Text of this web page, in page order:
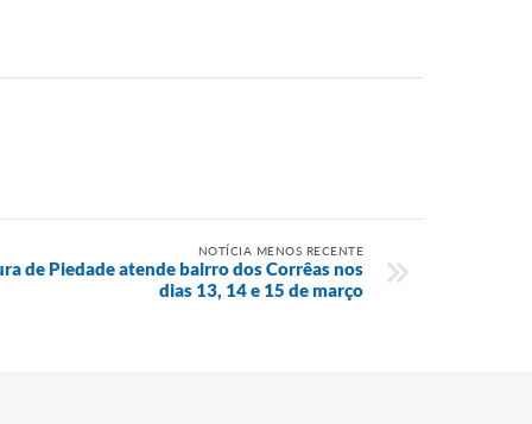
NOTÍCIA MENOS RECENTE
de Piedade atende bairro dos Corrêas nos
dias 13, 14 e 15 de março